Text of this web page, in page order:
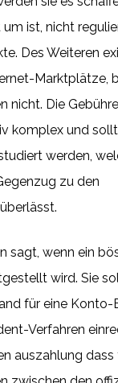
um ist, nicht
Des Weiteren
Marktplätze,
nicht. Die
komplex und
werden,
zu den
sagt, wenn ein
wird. Sie
für eine Konto-
Verfahren
auszahlung dass